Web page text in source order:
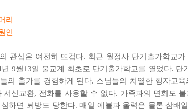
리
인
관심은 여전히 뜨겁다. 최근 월정사 단기출가학교가
9월13일 불교계 최초로 단기출가학교를 열었다. 단
의 출가를 경험하게 된다. 스님들의 치열한 행자교육
신교환, 전화를 사용할 수 없다. 가족과의 면회도 불
하면 퇴방도 당한다. 매일 예불과 울력은 물론 삼배